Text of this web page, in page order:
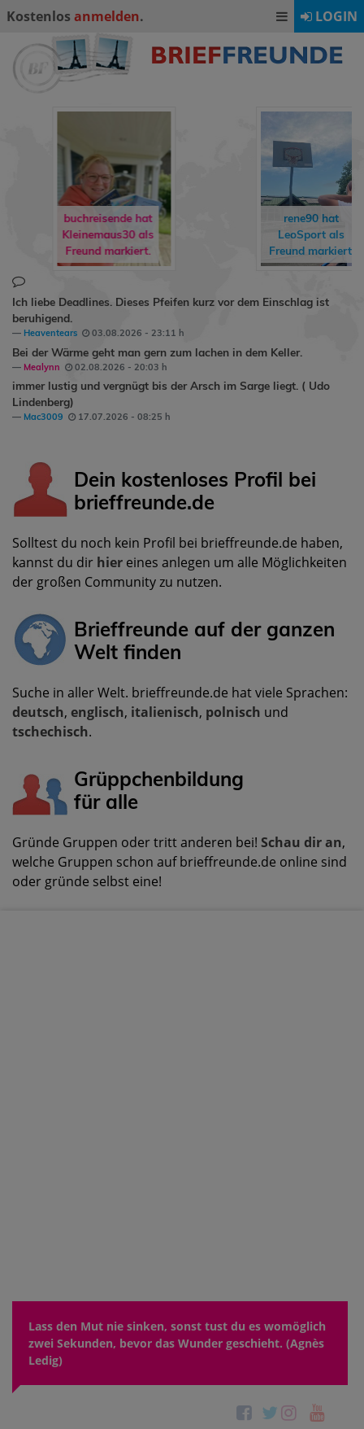
Kostenlos anmelden. LOGIN
rene90hat
LeoSportals
Freund markiert.
buchreisende hat
freddyundfelix
Gästebuch
geschrieben.
Ich liebe Deadlines. Dieses Pfeifen kurz vor dem Einschlag ist
beruhigend.
Heaventears 03.08.2026 - 23:11 h
Bei der Wärme geht man gern zum lachen in dem Keller.
Mealynn 02.08.2026 - 20:03 h
immer lustig und vergnügt bis der Arsch im Sarge liegt. ( Udo
Lindenberg)
Mac3009 17.07.2026 - 08:25 h
Dein kostenloses Profil bei
brieffreunde.de
Solltest du noch kein Profil bei brieffreunde.de haben,
kannst du dir hier eines anlegen um alle Möglichkeiten
der großen Community zu nutzen.
Brieffreunde auf der ganzen
Welt finden
Suche in aller Welt. brieffreunde.de hat viele Sprachen:
deutsch, englisch, italienisch, polnisch und
tschechisch.
Grüppchenbildung
für alle
Gründe Gruppen oder tritt anderen bei! Schau dir an,
welche Gruppen schon auf brieffreunde.de online sind
oder gründe selbst eine!
Lass den Mut nie sinken, sonst tust du es womöglich
zwei Sekunden, bevor das Wunder geschieht. (Agnès
Ledig)